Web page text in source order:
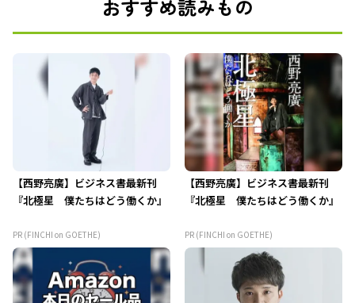
おすすめ読みもの
【西野亮廣】ビジネス書最新刊
『北極星 僕たちはどう働くか』
PR (FINCHI on GOETHE)
【西野亮廣】ビジネス書最新刊
『北極星 僕たちはどう働くか』
PR (FINCHI on GOETHE)